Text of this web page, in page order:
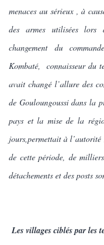
menaces au sérieux , à
des armes utilisées lors
changement du
Kombaté, connaisseur du
avait changé l’allure des
de Gouloungoussi dans la
pays et la mise de la
jours,permettait à
de cette période, de
détachements et des posts
Les villages ciblés par les